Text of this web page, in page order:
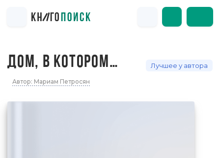
ДОМ, В КОТОРОМ… Лучшее у автора
Автор: Мариам Петросян